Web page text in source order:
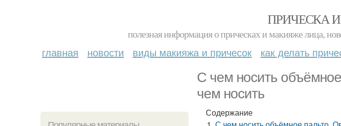
ПРИЧЕСКА
полезная информация о прическах и макияже лица,
главная новости виды макияжа и причесок как делать
С чем носить
чем носить
Содержание